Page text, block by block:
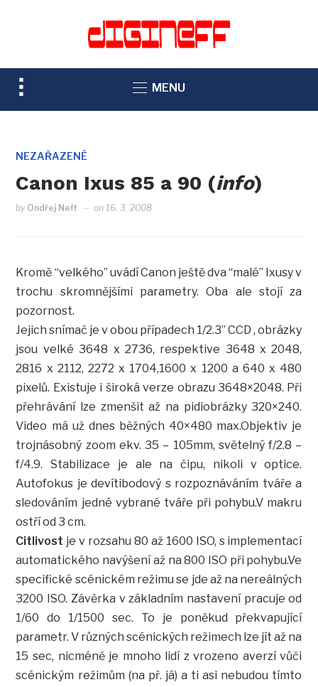
TOGGLE
SIDEBAR
NAVIGATION
MENU
NEZAŘAZENÉ
Canon Ixus 85 a 90 (info)
by Ondřej Neff on16. 3. 2008
Kromě “velkého” uvádí Canon ještě dva “malé” Ixusy v
trochu skromnějšími parametry. Oba ale stojí za
pozornost.
Jejich snímač je v obou případech 1/2.3” CCD , obrázky
jsou velké 3648 x 2736, respektive 3648 x 2048,
2816 x 2112, 2272 x 1704,1600 x 1200 a 640 x 480
pixelů. Existuje i široká verze obrazu 3648×2048. Při
přehrávání lze zmenšit až na pidiobrázky 320×240.
Video má už dnes běžných 40×480 max.Objektiv je
trojnásobný zoom ekv. 35 – 105mm, světelný f/2.8 –
f/4.9. Stabilizace je ale na čipu, nikoli v optice.
Autofokus je devítibodový s rozpoznáváním tváře a
sledováním jedné vybrané tváře při pohybu.V makru
ostří od 3 cm.
Citlivost je v rozsahu 80 až 1600 ISO, s implementací
automatického navýšení až na 800 ISO při pohybu.Ve
specifické scénickém režimu se jde až na nereálných
3200 ISO. Závěrka v základním nastavení pracuje od
1/60 do 1/1500 sec. To je poněkud překvapující
parametr. V různých scénických režimech lze jít až na
15 sec, nicméně je mnoho lidí z vrozeno averzí vůči
scénickým režimům (na př. já) a ti asi nebudou tímto